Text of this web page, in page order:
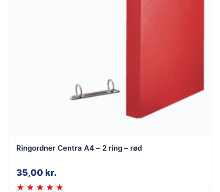
Ringordner Centra A4 – 2 ring – rød
35,00 kr.